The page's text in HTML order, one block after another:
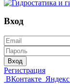
Вход
Вход
Регистрация
ВКонтакте Яндекс